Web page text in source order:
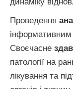
Проведення
інформативним
Своєчасне
патології на
лікування та